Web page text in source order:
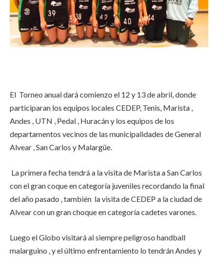
El Torneo anual dará comienzo el 12 y 13 de abril, donde
participaran los equipos locales CEDEP, Tenis, Marista ,
Andes , UTN , Pedal , Huracán y los equipos de los
departamentos vecinos de las municipalidades de General
Alvear , San Carlos y Malargüe.
La primera fecha tendrá a la visita de Marista a San Carlos
con el gran coque en categoría juveniles recordando la final
del año pasado , también la visita de CEDEP a la ciudad de
Alvear con un gran choque en categoría cadetes varones.
Luego el Globo visitará al siempre peligroso handball
malarguino , y el último enfrentamiento lo tendrán Andes y